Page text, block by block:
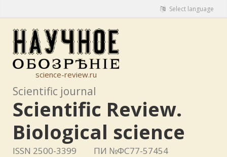
Select language
science-review.ru
Scientific journal
Scientific Review.
Biological science
ISSN 2500-3399 ПИ №ФС77-57454